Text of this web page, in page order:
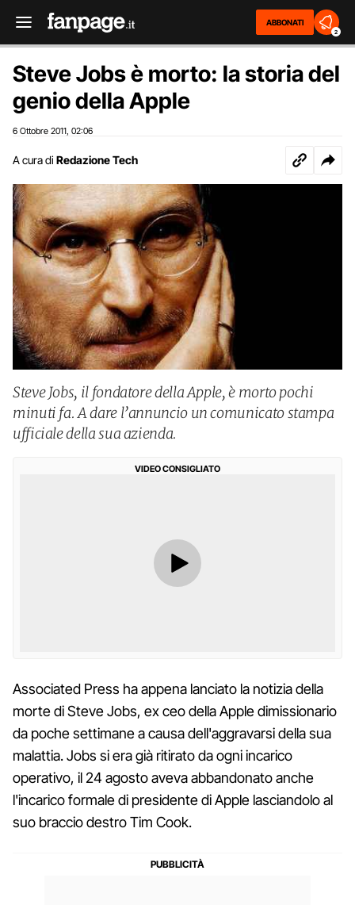
ABBONATI
2
Steve Jobs è morto: la storia del
genio della Apple
6 Ottobre 2011 02:06
A cura di Redazione Tech
Steve Jobs, il fondatore della Apple, è morto pochi
minuti fa. A dare l’annuncio un comunicato stampa
ufficiale della sua azienda.
VIDEO CONSIGLIATO
Associated Press ha appena lanciato la notizia della
morte di Steve Jobs, ex ceo della Apple dimissionario
da poche settimane a causa dell'aggravarsi della sua
malattia. Jobs si era già ritirato da ogni incarico
operativo, il 24 agosto aveva abbandonato anche
l'incarico formale di presidente di Apple lasciandolo al
suo braccio destro Tim Cook.